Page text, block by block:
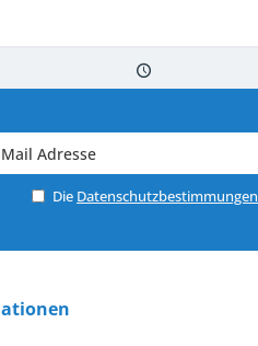
Die Datenschutzbestimmungen